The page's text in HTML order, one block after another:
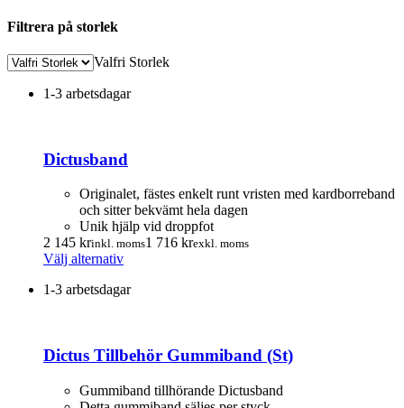
Filtrera på storlek
Valfri Storlek
1-3 arbetsdagar
Dictusband
Originalet, fästes enkelt runt vristen med kardborreband
och sitter bekvämt hela dagen
Unik hjälp vid droppfot
2 145 krinkl. moms1 716 krexkl. moms
Välj alternativDen
produkten
De
alternativen
kan
1-3 arbetsdagar
Dictus Tillbehör Gummiband (St)
Gummiband tillhörande Dictusband